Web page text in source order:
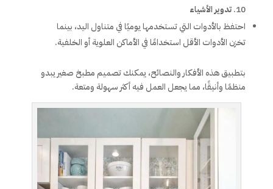
تدوير الأشياء
احتفظ بالأدوات التي تستخدمها يوميًا في متناول اليد، بينما
تخزن الأدوات الأقل استخدامًا في الأماكن العلوية أو الخلفية.
بتطبيق هذه الأفكار والنصائح، يمكنك تصميم مطبخ صغير يبدو
منظمًا وأنيقًا، مما يجعل العمل فيه أكثر سهولة ومتعة.